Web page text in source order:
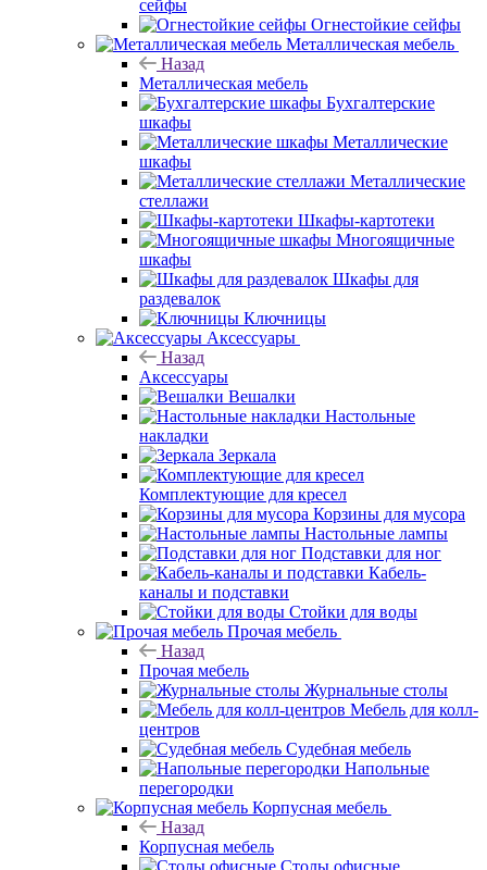
сейфы
Огнестойкие сейфы
Металлическая мебель
Назад
Металлическая мебель
Бухгалтерские
шкафы
Металлические
шкафы
Металлические
стеллажи
Шкафы-картотеки
Многоящичные
шкафы
Шкафы для
раздевалок
Ключницы
Аксессуары
Назад
Аксессуары
Вешалки
Настольные
накладки
Зеркала
Комплектующие для кресел
Корзины для мусора
Настольные лампы
Подставки для ног
Кабель-
каналы и подставки
Стойки для воды
Прочая мебель
Назад
Прочая мебель
Журнальные столы
Мебель для колл-
центров
Судебная мебель
Напольные
перегородки
Корпусная мебель
Назад
Корпусная мебель
Столы офисные